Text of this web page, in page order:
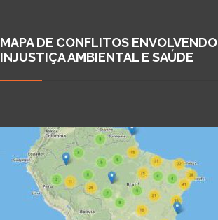
MAPA DE CONFLITOS ENVOLVENDO
INJUSTIÇA AMBIENTAL E SAÚDE